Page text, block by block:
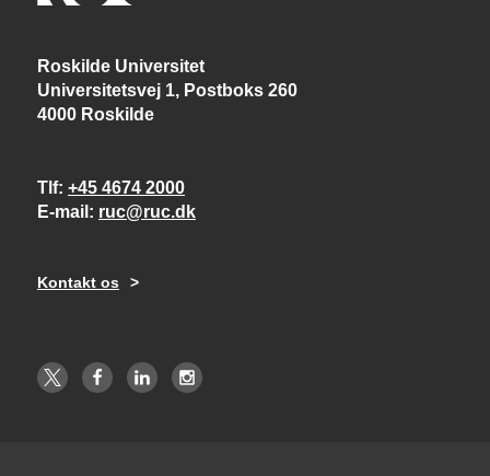
Roskilde Universitet
Universitetsvej 1, Postboks 260
4000 Roskilde
Tlf +45 4674 2000
E-mail
ruc@ruc.dk
Kontakt os